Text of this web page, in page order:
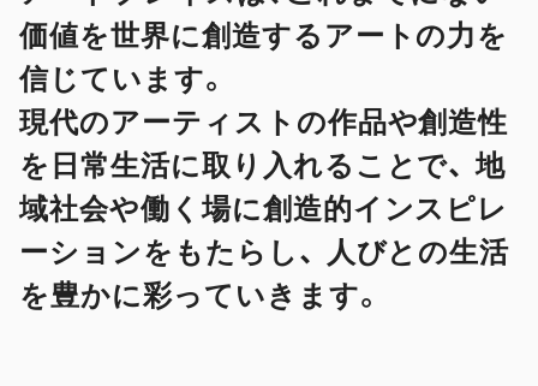
価値を世界に創造するアートの力を
信じています。
現代のアーティストの作品や創造性
を日常生活に取り入れることで、 地
域社会や働く場に創造的インスピレ
ーションをもたらし、
人びとの生活
を豊かに彩っていきます。